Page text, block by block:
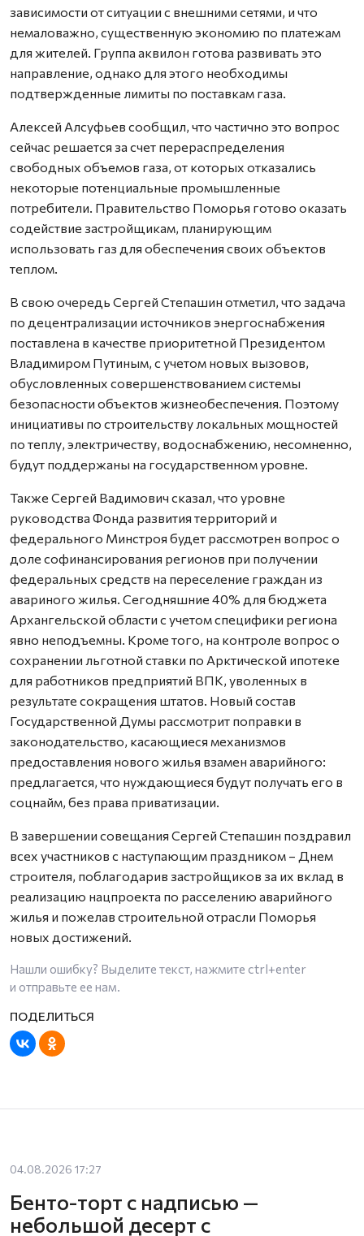
зависимости от ситуации с внешними сетями, и что
немаловажно, существенную экономию по платежам
для жителей. Группа аквилон готова развивать это
направление, однако для этого необходимы
подтвержденные лимиты по поставкам газа.
Алексей Алсуфьев сообщил, что частично это вопрос
сейчас решается за счет перераспределения
свободных объемов газа, от которых отказались
некоторые потенциальные промышленные
потребители. Правительство Поморья готово оказать
содействие застройщикам, планирующим
использовать газ для обеспечения своих объектов
теплом.
В свою очередь Сергей Степашин отметил, что задача
по децентрализации источников энергоснабжения
поставлена в качестве приоритетной Президентом
Владимиром Путиным, с учетом новых вызовов,
обусловленных совершенствованием системы
безопасности объектов жизнеобеспечения. Поэтому
инициативы по строительству локальных мощностей
по теплу, электричеству, водоснабжению, несомненно,
будут поддержаны на государственном уровне.
Также Сергей Вадимович сказал, что уровне
руководства Фонда развития территорий и
федерального Минстроя будет рассмотрен вопрос о
доле софинансирования регионов при получении
федеральных средств на переселение граждан из
авариного жилья. Сегодняшние 40% для бюджета
Архангельской области с учетом специфики региона
явно неподъемны. Кроме того, на контроле вопрос о
сохранении льготной ставки по Арктической ипотеке
для работников предприятий ВПК, уволенных в
результате сокращения штатов. Новый состав
Государственной Думы рассмотрит поправки в
законодательство, касающиеся механизмов
предоставления нового жилья взамен аварийного:
предлагается, что нуждающиеся будут получать его в
соцнайм, без права приватизации.
В завершении совещания Сергей Степашин поздравил
всех участников с наступающим праздником – Днем
строителя, поблагодарив застройщиков за их вклад в
реализацию нацпроекта по расселению аварийного
жилья и пожелав строительной отрасли Поморья
новых достижений.
Нашли ошибку? Выделите текст, нажмите ctrl+enter
и отправьте ее нам.
04.08.2026 17:27
Бенто-торт с надписью —
небольшой десерт с